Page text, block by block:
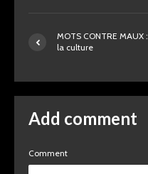
MOTS CONTRE MAUX :
la culture
Add comment
Comment